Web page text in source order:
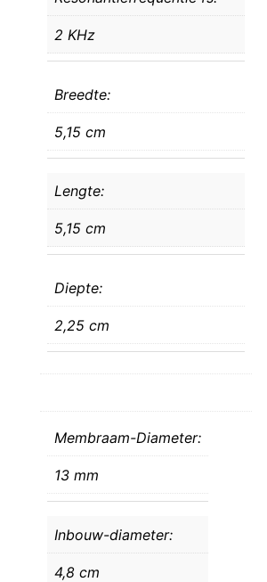
2 KHz
Breedte:
5,15 cm
Lengte:
5,15 cm
Diepte:
2,25 cm
Membraam-Diameter:
13 mm
Inbouw-diameter:
4,8 cm